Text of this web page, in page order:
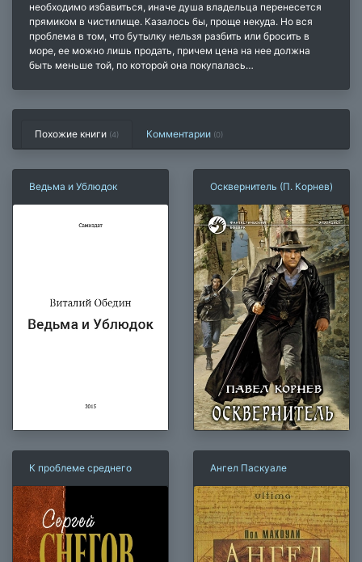
необходимо избавиться, иначе душа владельца перенесется
прямиком в чистилище. Казалось бы, проще некуда. Но вся
проблема в том, что бутылку нельзя разбить или бросить в
море, ее можно лишь продать, причем цена на нее должна
быть меньше той, по которой она покупалась…
Похожие книги (4) Комментарии (0)
Ведьма и Ублюдок Осквернитель (П. Корнев)
К проблеме среднего Ангел Паскуале